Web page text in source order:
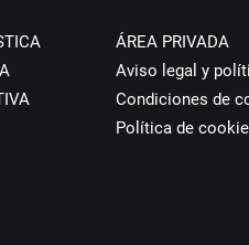
ÁREA PRIVADA
Aviso legal y
Condiciones de
Política de